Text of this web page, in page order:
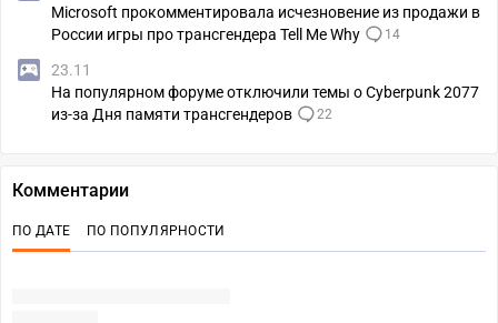
Microsoft прокомментировала исчезновение из продажи в
России игры про трансгендера Tell Me Why
14
23.11
На популярном форуме отключили темы о Cyberpunk 2077
из-за Дня памяти трансгендеров
22
Комментарии
ПО ДАТЕ ПО ПОПУЛЯРНОСТИ